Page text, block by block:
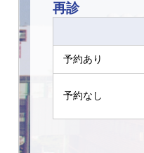
再診
予約あり
予約なし